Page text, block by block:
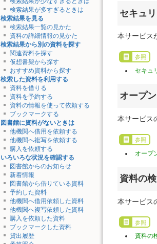
検索結果が多すぎるときは
検索結果を見る
検索結果一覧の見かた
資料の詳細情報の見かた
検索結果から別の資料を探す
関連資料を探す
仮想書架から探す
おすすめ資料から探す
検索した資料を利用する
資料を借りる
資料を予約する
資料の情報を使って依頼する
ブックマークする
図書館に資料がないときは
他機関へ借用を依頼する
他機関へ複写を依頼する
購入を依頼する
いろいろな状況を確認する
図書館からのお知らせ
新着情報
図書館から借りている資料
予約した資料
他機関へ借用依頼した資料
他機関へ複写依頼した資料
購入を依頼した資料
ブックマークした資料
貸出履歴
セキュ
本サービス
参照
セキュ
オープ
本サービス
参照
オープ
資料の
本サービス
参照
資料の